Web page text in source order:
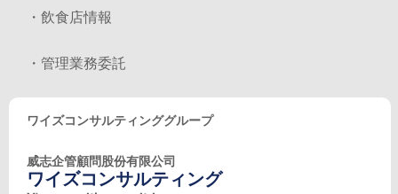
・飲食店情報
・管理業務委託
ワイズコンサルティンググループ
威志企管顧問股份有限公司
ワイズコンサルティング